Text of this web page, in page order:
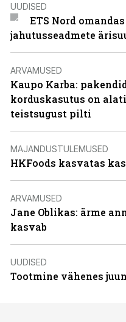
UUDISED
ETS Nord
jahutusseadmete
ARVAMUSED
Kaupo Karba:
korduskasutus on
teistsugust pilti
MAJANDUSTULEMUSED
HKFoods kasvatas
ARVAMUSED
Jane Oblikas: ärme
kasvab
UUDISED
Tootmine vähenes